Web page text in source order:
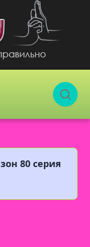
80 серия